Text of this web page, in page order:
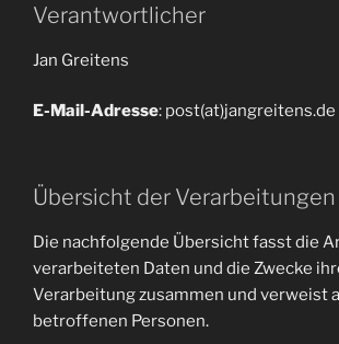
Verantwortlicher
Jan Greitens
E-Mail-Adresse: post(at)jangreitens.de
Übersicht der Verarbeitungen
Die nachfolgende Übersicht fasst die
verarbeiteten Daten und die Zwecke
Verarbeitung zusammen und verweist
betroffenen Personen.